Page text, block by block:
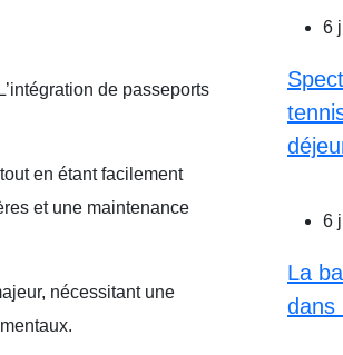
de passeports
en étant facilement
et une maintenance
nécessitant une
6
6
La
dans